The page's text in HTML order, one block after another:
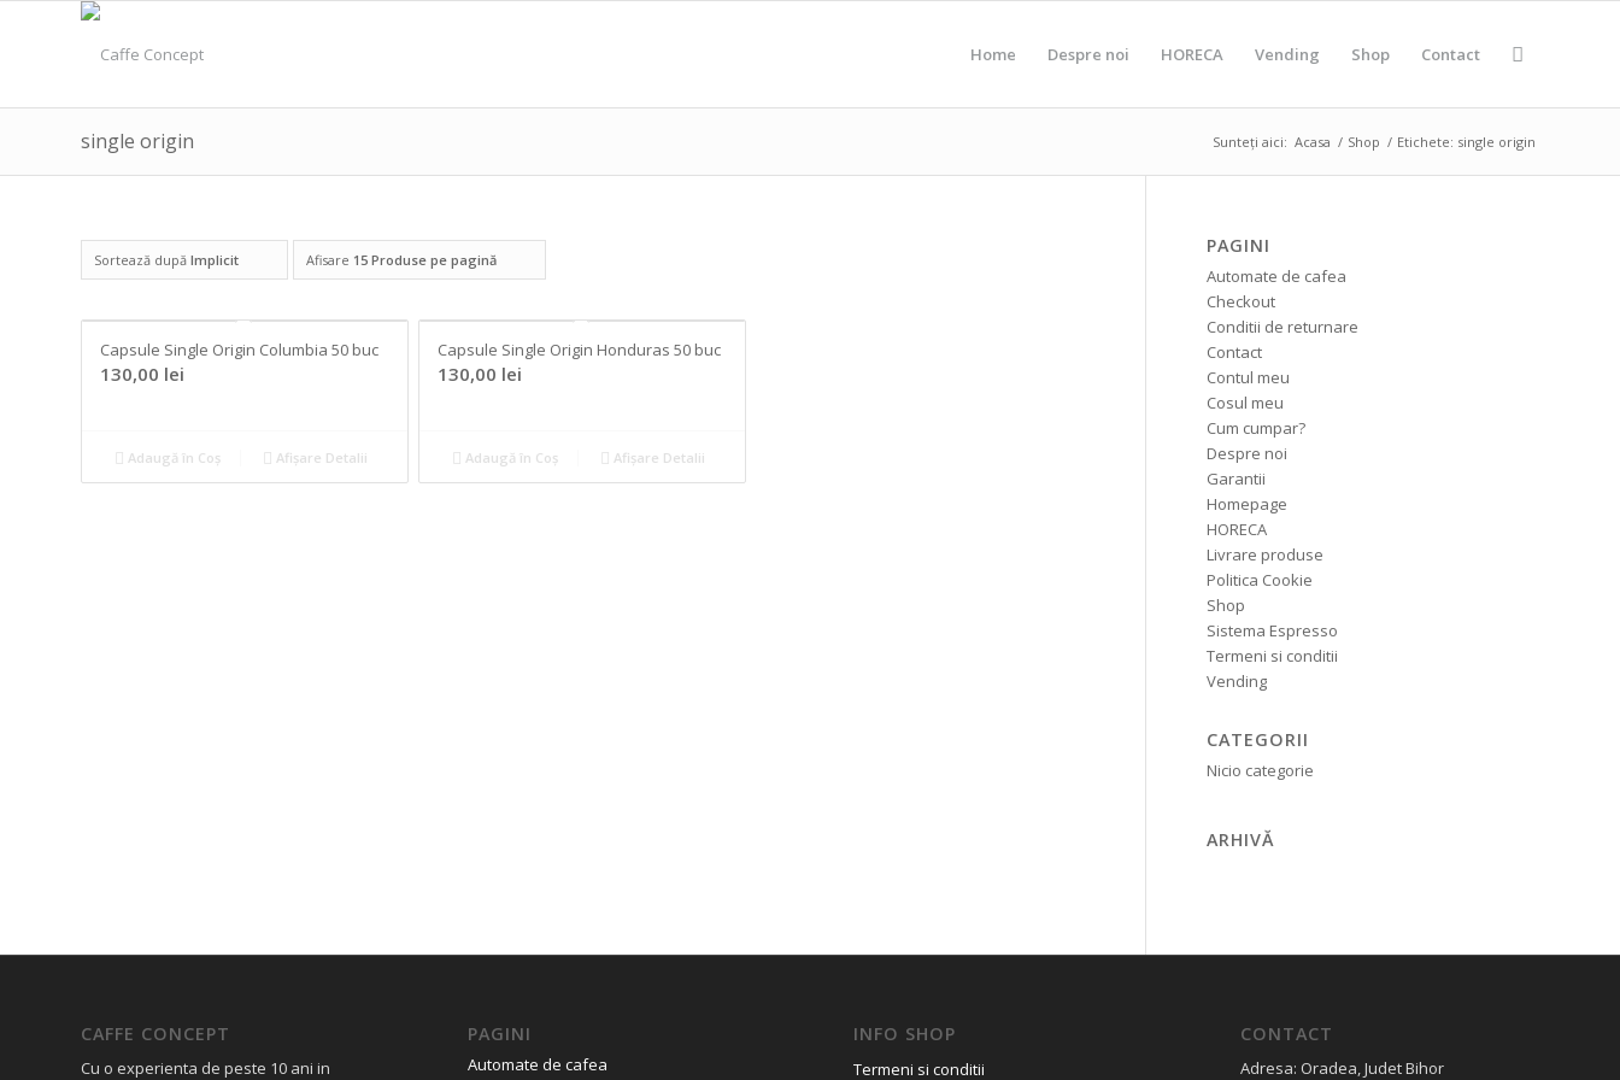
Home Despre noi HORECA Vending Shop Contact
single origin Sunteți aici: Acasa / Shop / Etichete: single origin
Sortează după Implicit Afisare 15 Produse pe pagină
Capsule Single Origin Columbia 50 buc
130,00 lei
Adaugă în Coș Afișare Detalii
Capsule Single Origin Honduras 50 buc
130,00 lei
Adaugă în Coș Afișare Detalii
PAGINI
Automate de cafea
Checkout
Conditii de returnare
Contact
Contul meu
Cosul meu
Cum cumpar?
Despre noi
Garantii
Homepage
HORECA
Livrare produse
Politica Cookie
Shop
Sistema Espresso
Termeni si conditii
Vending
CATEGORII
Nicio categorie
ARHIVĂ
CAFFE CONCEPT
Cu o experienta de peste 10 ani in
PAGINI
Automate de cafea
INFO SHOP
Termeni si conditii
CONTACT
Adresa: Oradea, Judet Bihor